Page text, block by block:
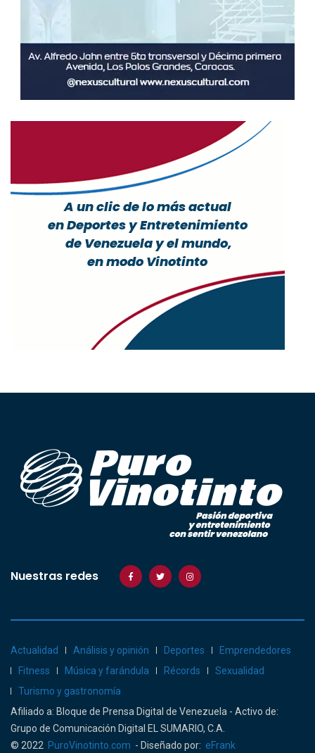
Nuestras redes
Actualidad Análisis y opinión Deportes
Emprendedores
Fitness
Música y farándula Récords
Sexualidad
Turismo y gastronomía
Afiliado a: Bloque de Prensa Digital de Venezuela - Activo de:
Grupo de Comunicación Digital EL SUMARIO, C.A.
© 2022 PuroVinotinto.com - Diseñado por: eFrank